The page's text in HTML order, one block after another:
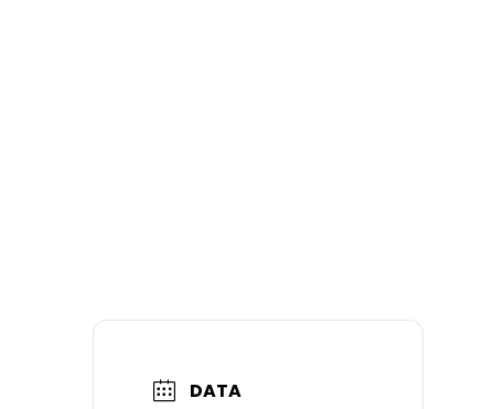
DATA